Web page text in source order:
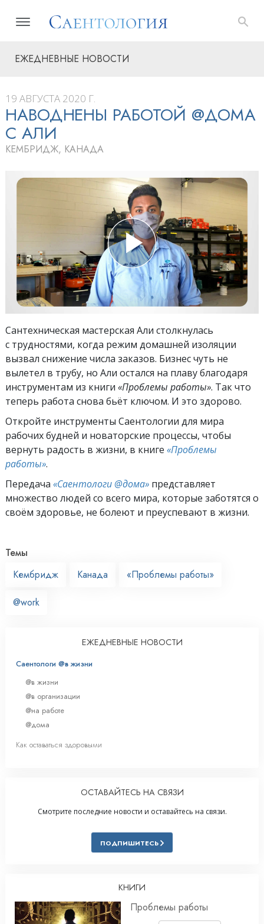
ЕЖЕДНЕВНЫЕ НОВОСТИ
19 АВГУСТА 2020 Г.
НАВОДНЕНЫ РАБОТОЙ @ДОМА
С АЛИ
КЕМБРИДЖ, КАНАДА
Сантехническая мастерская Али столкнулась
с трудностями, когда режим домашней изоляции
вызвал снижение числа заказов. Бизнес чуть не
вылетел в трубу, но Али остался на плаву благодаря
инструментам из книги «Проблемы работы». Так что
теперь работа снова бьёт ключом. И это здорово.
Откройте инструменты Саентологии для мира
рабочих будней и новаторские процессы, чтобы
вернуть радость в жизни, в книге «Проблемы
работы».
Передача «Саентологи @дома» представляет
множество людей со всего мира, которые заботятся о
своём здоровье, не болеют и преуспевают в жизни.
Темы
Кембридж
Канада «Проблемы работы»
@work
ЕЖЕДНЕВНЫЕ НОВОСТИ
Саентологи @в жизни
@в жизни
@в организации
@на работе
@дома
Как оставаться здоровыми
ОСТАВАЙТЕСЬ НА СВЯЗИ
Смотрите последние новости и оставайтесь на связи.
ПОДПИШИТЕСЬ
КНИГИ
Проблемы работы